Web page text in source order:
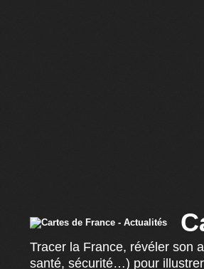
Tracer la France, révéler son
santé, sécurité…) pour